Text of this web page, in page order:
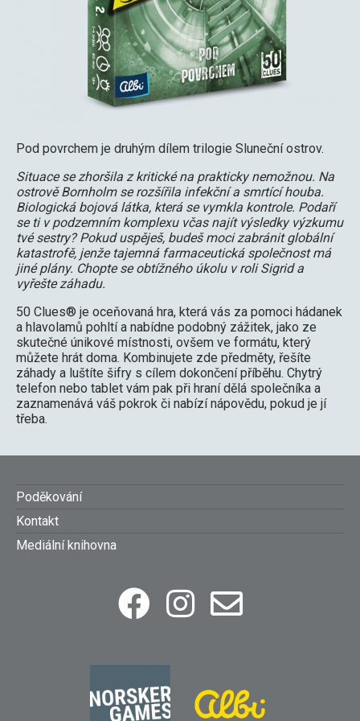
Pod povrchem je druhým dílem trilogie Sluneční ostrov.
Situace se zhoršila z kritické na prakticky nemožnou. Na
ostrově Bornholm se rozšířila infekční a smrtící houba.
Biologická bojová látka, která se vymkla kontrole. Podaří
se ti v podzemním komplexu včas najít výsledky výzkumu
tvé sestry? Pokud uspěješ, budeš moci zabránit globální
katastrofě, jenže tajemná farmaceutická společnost má
jiné plány. Chopte se obtížného úkolu v roli Sigrid a
vyřešte záhadu.
50 Clues® je oceňovaná hra, která vás za pomoci hádanek
a hlavolamů pohltí a nabídne podobný zážitek, jako ze
skutečné únikové místnosti, ovšem ve formátu, který
můžete hrát doma. Kombinujete zde předměty, řešíte
záhady a luštíte šifry s cílem dokončení příběhu. Chytrý
telefon nebo tablet vám pak při hraní dělá společníka a
zaznamenává váš pokrok či nabízí nápovědu, pokud je jí
třeba.
Footer
menu
Poděkování
Kontakt
Mediální knihovna